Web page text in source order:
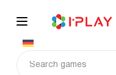
content